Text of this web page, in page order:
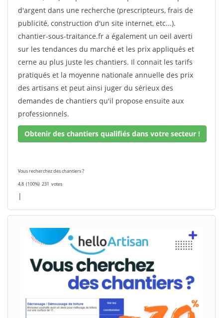
d'argent dans une recherche (prescripteurs, frais de
publicité, construction d'un site internet, etc...).
chantier-sous-traitance.fr a également un oeil averti
sur les tendances du marché et les prix appliqués et
cerne au plus juste les chantiers. Il connait les tarifs
pratiqués et la moyenne nationale annuelle des prix
des artisans et peut ainsi juger du sérieux des
demandes de chantiers qu'il propose ensuite aux
professionnels.
Obtenir des chantiers qualifiés dans votre secteur !
Vous recherchez des chantiers ?
4,8 (100%) 231 votes
|